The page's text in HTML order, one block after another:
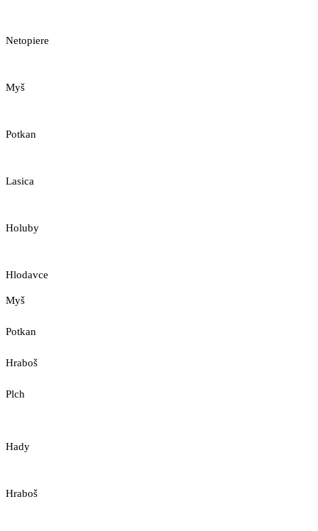
Netopiere
Myš
Potkan
Lasica
Holuby
Hlodavce
Myš
Potkan
Hraboš
Plch
Hady
Hraboš